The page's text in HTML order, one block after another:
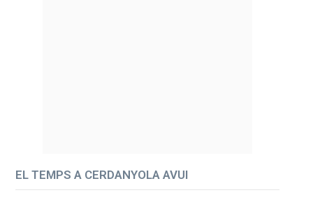
EL TEMPS A CERDANYOLA AVUI